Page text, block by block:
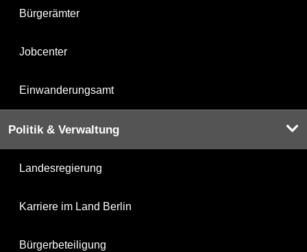
Bürgerämter
Jobcenter
Einwanderungsamt
Politik & Verwaltung
Landesregierung
Karriere im Land Berlin
Bürgerbeteiligung